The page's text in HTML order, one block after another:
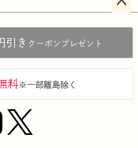
へ
引き クーポンプレゼント
料※一部離島除く